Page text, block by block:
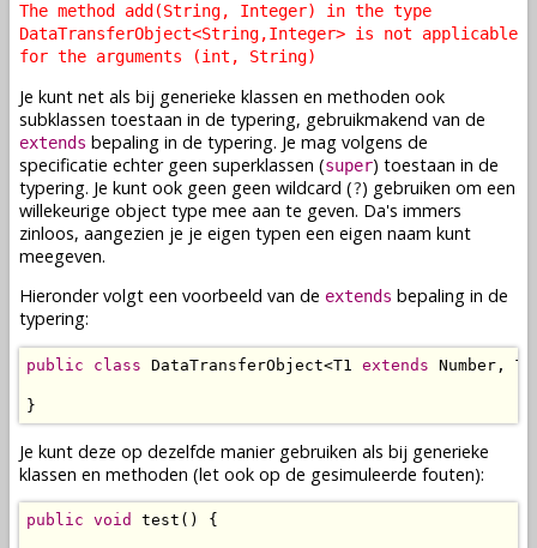
The method add(String, Integer) in the type
DataTransferObject<String,Integer> is not applicable
for the arguments (int, String)
Je kunt net als bij generieke klassen en methoden ook
subklassen toestaan in de typering, gebruikmakend van de
extends bepaling in de typering. Je mag volgens de
specificatie echter geen superklassen (super) toestaan in de
typering. Je kunt ook geen geen wildcard (?) gebruiken om een
willekeurige object type mee aan te geven. Da's immers
zinloos, aangezien je je eigen typen een eigen naam kunt
meegeven.
Hieronder volgt een voorbeeld van de extends bepaling in de
typering:
public class DataTransferObject<T1 extends Number,
}
Je kunt deze op dezelfde manier gebruiken als bij generieke
klassen en methoden (let ook op de gesimuleerde fouten):
public void test() {